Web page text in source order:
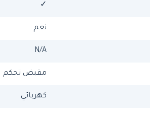
✓
نعم
N/A
مقبض تحكم
كهربائي